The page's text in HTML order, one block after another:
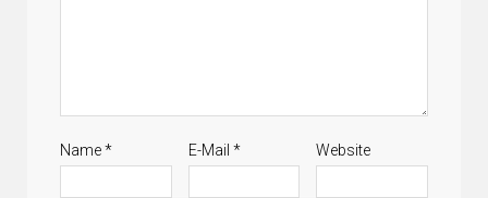
Name* E-Mail * Website